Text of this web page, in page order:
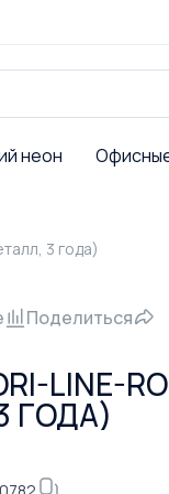
неон
3 года)
Поделиться
LINE-
ГОДА)